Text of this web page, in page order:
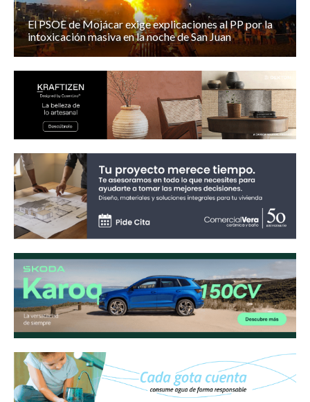
El PSOE de Mojácar exige explicaciones al PP por la
intoxicación masiva en la noche de San Juan